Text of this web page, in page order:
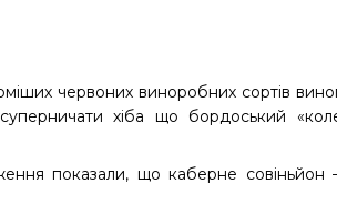
червоних виноробних сортів
хіба що бордоський
показали, що каберне совіньйон